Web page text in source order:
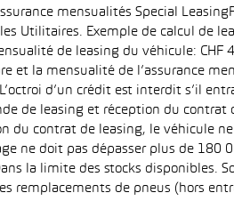
mensualités Special
Utilitaires. Exemple de calcul de
de leasing du véhicule: CHF
et la mensualité de l’assurance
d’un crédit est interdit s’il
de leasing et réception du
du contrat de leasing, le véhicule
ne doit pas dépasser plus de 180
la limite des stocks disponibles.
remplacements de pneus (hors